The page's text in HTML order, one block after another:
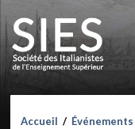
Accueil / Événements